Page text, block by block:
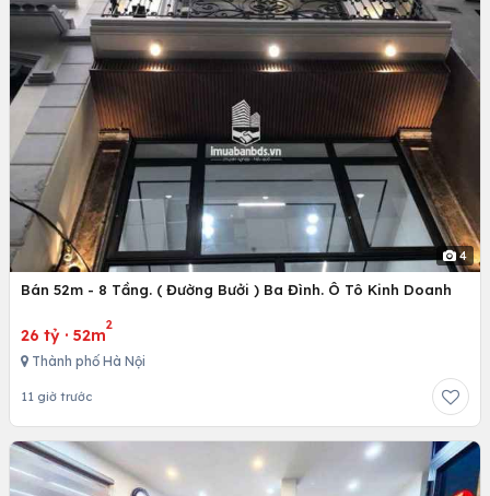
4
Bán 52m - 8 Tầng. ( Đường Bưởi ) Ba Đình. Ô Tô Kinh Doanh
26 tỷ · 52m
2
Thành phố Hà Nội
11 giờ trước